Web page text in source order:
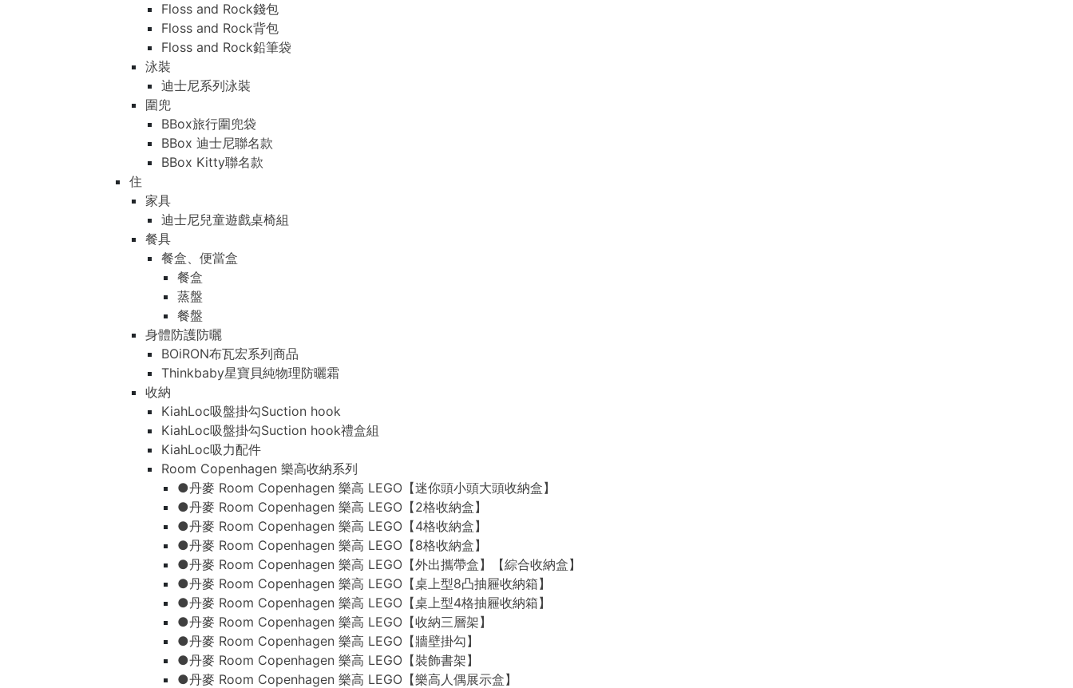
Floss and Rock錢包
Floss and Rock背包
Floss and Rock鉛筆袋
泳裝
迪士尼系列泳裝
圍兜
BBox旅行圍兜袋
BBox 迪士尼聯名款
BBox Kitty聯名款
住
家具
迪士尼兒童遊戲桌椅組
餐具
餐盒、便當盒
餐盒
蒸盤
餐盤
身體防護防曬
BOiRON布瓦宏系列商品
Thinkbaby星寶貝純物理防曬霜
收納
KiahLoc吸盤掛勾Suction hook
KiahLoc吸盤掛勾Suction hook禮盒組
KiahLoc吸力配件
Room Copenhagen 樂高收納系列
●丹麥 Room Copenhagen 樂高 LEGO【迷你頭小頭大頭收納盒】
●丹麥 Room Copenhagen 樂高 LEGO【2格收納盒】
●丹麥 Room Copenhagen 樂高 LEGO【4格收納盒】
●丹麥 Room Copenhagen 樂高 LEGO【8格收納盒】
●丹麥 Room Copenhagen 樂高 LEGO【外出攜帶盒】【綜合收納盒】
●丹麥 Room Copenhagen 樂高 LEGO【桌上型8凸抽屜收納箱】
●丹麥 Room Copenhagen 樂高 LEGO【桌上型4格抽屜收納箱】
●丹麥 Room Copenhagen 樂高 LEGO【收納三層架】
●丹麥 Room Copenhagen 樂高 LEGO【牆壁掛勾】
●丹麥 Room Copenhagen 樂高 LEGO【裝飾書架】
●丹麥 Room Copenhagen 樂高 LEGO【樂高人偶展示盒】